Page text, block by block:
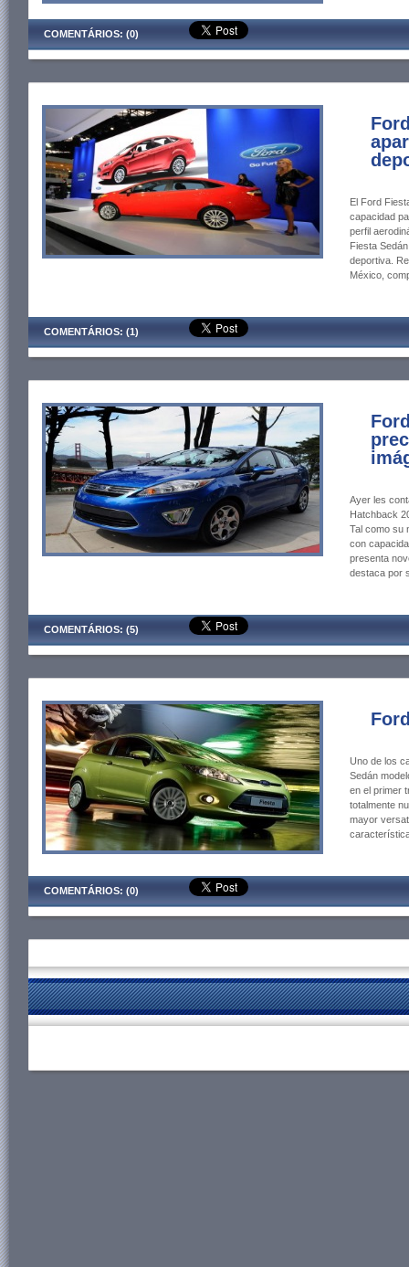
COMENTÁRIOS: (0)
El Ford
capacidad
perfil
Fiesta
deportiva.
México,
COMENTÁRIOS: (1)
Ayer les
Hatchback
Tal como su
con
presenta
destaca por
COMENTÁRIOS: (5)
Uno de los
Sedán
en el primer
totalmente
mayor
COMENTÁRIOS: (0)